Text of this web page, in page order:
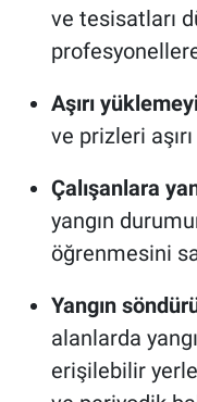
ve tesisatları
Aşırı
ve prizleri
Çalışanlara
yangın
öğrenmesini
Yangın
alanlarda
erişilebilir